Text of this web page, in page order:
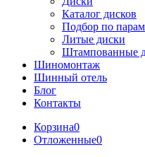
Каталог дисков
Подбор по
Литые диски
Штампованные
Шиномонтаж
Шинный отель
Блог
Контакты
Корзина0
Отложенные0